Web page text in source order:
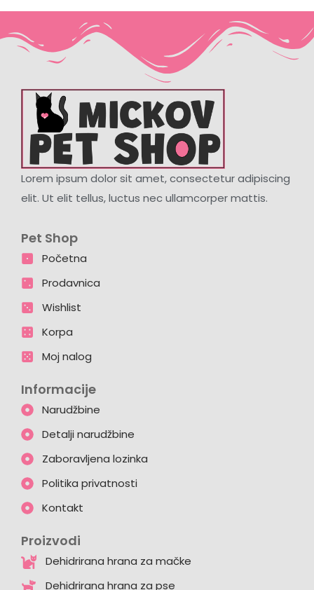
Lorem ipsum dolor sit amet, consectetur adipiscing
elit. Ut elit tellus, luctus nec ullamcorper mattis.
Pet Shop
Početna
Prodavnica
Wishlist
Korpa
Moj nalog
Informacije
Narudžbine
Detalji narudžbine
Zaboravljena lozinka
Politika privatnosti
Kontakt
Proizvodi
Dehidrirana hrana za mačke
Dehidrirana hrana za pse